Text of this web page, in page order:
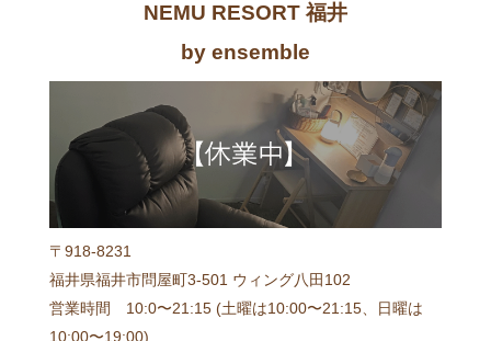
NEMU RESORT 福井
by ensemble
〒918-8231
福井県福井市問屋町3-501 ウィング八田102
営業時間 10:0〜21:15 (土曜は10:00〜21:15、日曜は
10:00〜19:00)